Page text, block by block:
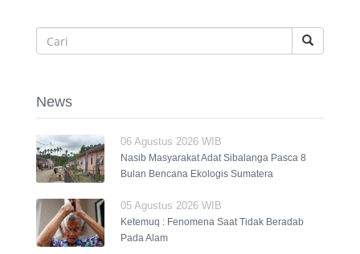
News
06 Agustus 2026 WIB
Nasib Masyarakat Adat Sibalanga Pasca 8
Bulan Bencana Ekologis Sumatera
05 Agustus 2026 WIB
Ketemuq : Fenomena Saat Tidak Beradab
Pada Alam